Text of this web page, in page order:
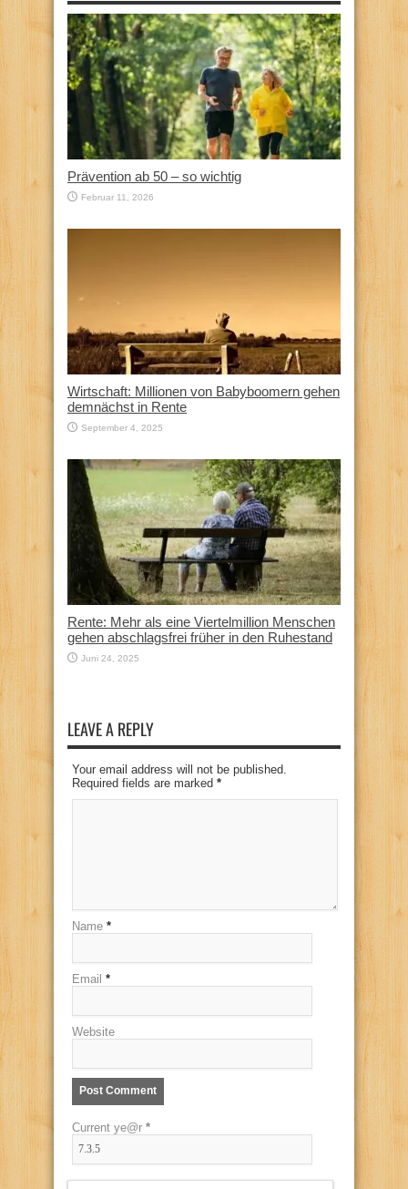
Prävention ab 50 – so wichtig
Februar 11, 2026
Wirtschaft: Millionen von Babyboomern gehen
demnächst in Rente
September 4, 2025
Rente: Mehr als eine Viertelmillion Menschen
gehen abschlagsfrei früher in den Ruhestand
Juni 24, 2025
LEAVE A REPLY
Your email address will not be published.
Required fields are marked *
Name *
Email *
Website
Current ye@r *